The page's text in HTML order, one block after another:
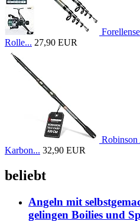
Rolle... 27,90 EUR
Robinson
Karbon... 32,90 EUR
beliebt
Angeln mit
gelingen Boilies und